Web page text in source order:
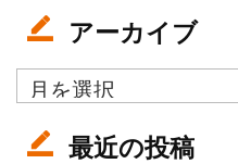
アーカイブ
ア
カ
最近の投稿